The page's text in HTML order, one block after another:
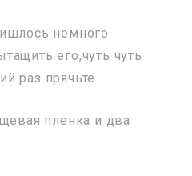
немного
его,чуть чуть
раз прячьте
пленка и два